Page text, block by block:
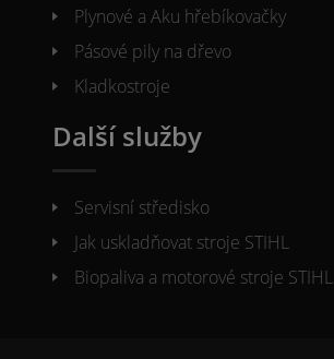
Plynové a Aku hřebíkovačky
Pásové pily na dřevo
Kladkostroje
Další služby
Servisní středisko
Jak uskladňovat stroje STIHL
Biopaliva a motorové stroje STIHL